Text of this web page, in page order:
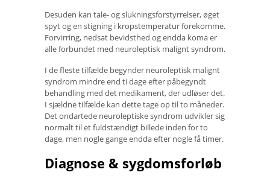
Desuden kan tale- og slukningsforstyrrelser, øget
spyt og en stigning i kropstemperatur forekomme.
Forvirring, nedsat bevidsthed og endda koma er
alle forbundet med neuroleptisk malignt syndrom.
I de fleste tilfælde begynder neuroleptisk malignt
syndrom mindre end ti dage efter påbegyndt
behandling med det medikament, der udløser det.
I sjældne tilfælde kan dette tage op til to måneder.
Det ondartede neuroleptiske syndrom udvikler sig
normalt til et fuldstændigt billede inden for to
dage, men nogle gange endda efter nogle få timer.
Diagnose & sygdomsforløb